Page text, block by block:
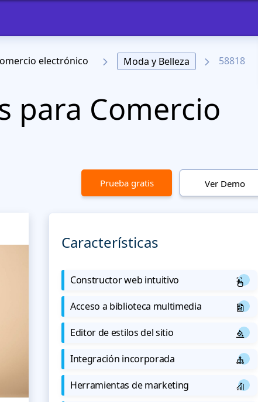
electrónico Moda y Belleza 58818
para Comercio
Prueba gratis Ver Demo
Características
Constructor web intuitivo
Acceso a biblioteca multimedia
Editor de estilos del sitio
Integración incorporada
Herramientas de marketing